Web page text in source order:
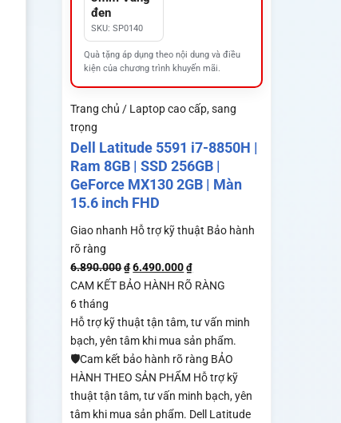
đen
SKU: SP0140
Quà tặng áp dụng theo nội dung và điều
kiện của chương trình khuyến mãi.
Trang chủ / Laptop cao cấp, sang
trọng
Dell Latitude 5591 i7-8850H |
Ram 8GB | SSD 256GB |
GeForce MX130 2GB | Màn
15.6 inch FHD
Giao nhanh Hỗ trợ kỹ thuật Bảo hành
rõ ràng
6.890.000 ₫ 6.490.000 ₫
CAM KẾT BẢO HÀNH RÕ RÀNG
6 tháng
Hỗ trợ kỹ thuật tận tâm, tư vấn minh
bạch, yên tâm khi mua sản phẩm.
🛡️Cam kết bảo hành rõ ràng BẢO
HÀNH THEO SẢN PHẨM Hỗ trợ kỹ
thuật tận tâm, tư vấn minh bạch, yên
tâm khi mua sản phẩm. Dell Latitude